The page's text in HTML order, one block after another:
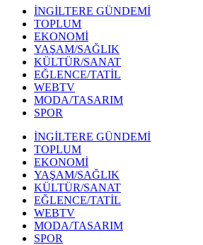
İNGİLTERE GÜNDEMİ
TOPLUM
EKONOMİ
YAŞAM/SAĞLIK
KÜLTÜR/SANAT
EĞLENCE/TATİL
WEBTV
MODA/TASARIM
SPOR
İNGİLTERE GÜNDEMİ
TOPLUM
EKONOMİ
YAŞAM/SAĞLIK
KÜLTÜR/SANAT
EĞLENCE/TATİL
WEBTV
MODA/TASARIM
SPOR